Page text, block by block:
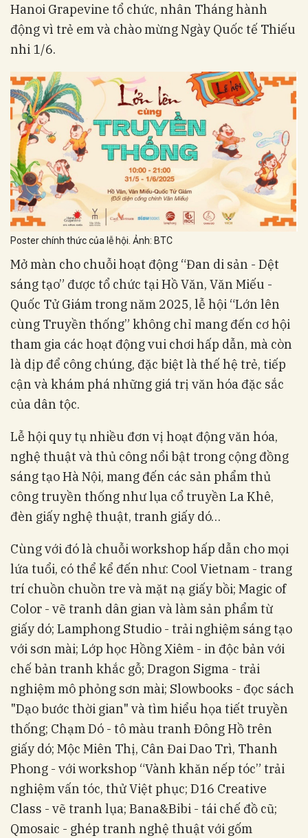
Hanoi Grapevine tổ chức, nhân Tháng hành
động vì trẻ em và chào mừng Ngày Quốc tế Thiếu
nhi 1/6.
Poster chính thức của lễ hội. Ảnh: BTC
Mở màn cho chuỗi hoạt động “Đan di sản - Dệt
sáng tạo” được tổ chức tại Hồ Văn, Văn Miếu -
Quốc Tử Giám trong năm 2025, lễ hội “Lớn lên
cùng Truyền thống” không chỉ mang đến cơ hội
tham gia các hoạt động vui chơi hấp dẫn, mà còn
là dịp để công chúng, đặc biệt là thế hệ trẻ, tiếp
cận và khám phá những giá trị văn hóa đặc sắc
của dân tộc.
Lễ hội quy tụ nhiều đơn vị hoạt động văn hóa,
nghệ thuật và thủ công nổi bật trong cộng đồng
sáng tạo Hà Nội, mang đến các sản phẩm thủ
công truyền thống như lụa cổ truyền La Khê,
đèn giấy nghệ thuật, tranh giấy dó…
Cùng với đó là chuỗi workshop hấp dẫn cho mọi
lứa tuổi, có thể kể đến như: Cool Vietnam - trang
trí chuồn chuồn tre và mặt nạ giấy bồi; Magic of
Color - vẽ tranh dân gian và làm sản phẩm từ
giấy dó; Lamphong Studio - trải nghiệm sáng tạo
với sơn mài; Lớp học Hồng Xiêm - in độc bản với
chế bản tranh khắc gỗ; Dragon Sigma - trải
nghiệm mô phỏng sơn mài; Slowbooks - đọc sách
"Dạo bước thời gian" và tìm hiểu họa tiết truyền
thống; Chạm Dó - tô màu tranh Đông Hồ trên
giấy dó; Mộc Miên Thị, Cân Đai Dao Trì, Thanh
Phong - với workshop “Vành khăn nếp tóc” trải
nghiệm vấn tóc, thử Việt phục; D16 Creative
Class - vẽ tranh lụa; Bana&Bibi - tái chế đồ cũ;
Qmosaic - ghép tranh nghệ thuật với gốm